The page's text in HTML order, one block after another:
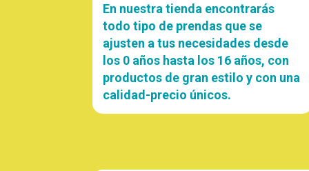
En nuestra tienda encontrarás
todo tipo de prendas que se
ajusten a tus necesidades desde
los 0 años hasta los 16 años, con
productos de gran estilo y con una
calidad-precio únicos.